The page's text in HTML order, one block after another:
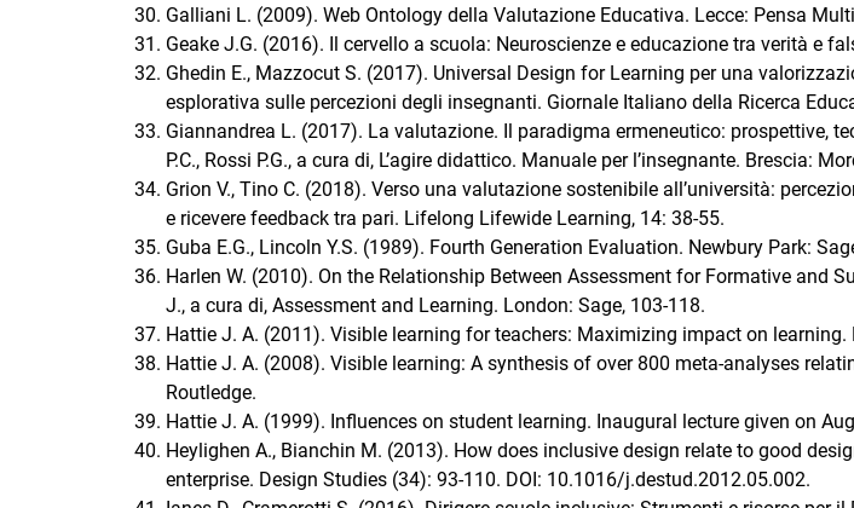
Galliani L. (2009). Web Ontology della Valutazione Educativa. Lecce: Pensa
Geake J.G. (2016). Il cervello a scuola: Neuroscienze e educazione tra verità e
Ghedin E., Mazzocut S. (2017). Universal Design for Learning per una
esplorativa sulle percezioni degli insegnanti. Giornale Italiano della Ricerca
Giannandrea L. (2017). La valutazione. Il paradigma ermeneutico: prospettive,
P.C., Rossi P.G., a cura di, L’agire didattico. Manuale per l’insegnante. Brescia:
Grion V., Tino C. (2018). Verso una valutazione sostenibile all’università:
e ricevere feedback tra pari. Lifelong Lifewide Learning, 14: 38-55.
Guba E.G., Lincoln Y.S. (1989). Fourth Generation Evaluation. Newbury Park:
Harlen W. (2010). On the Relationship Between Assessment for Formative and
J., a cura di, Assessment and Learning. London: Sage, 103-118.
Hattie J. A. (2011). Visible learning for teachers: Maximizing impact on learning.
Hattie J. A. (2008). Visible learning: A synthesis of over 800 meta-analyses
Routledge.
Hattie J. A. (1999). Influences on student learning. Inaugural lecture given on
Heylighen A., Bianchin M. (2013). How does inclusive design relate to good
enterprise. Design Studies (34): 93-110. DOI: 10.1016/j.destud.2012.05.002.